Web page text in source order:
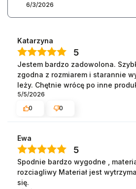
6/3/2026
Katarzyna
5
Jestem bardzo zadowolona.
zgodna z rozmiarem i starannie
leży. Chętnie wrócę po inne
5/5/2026
0
0
Ewa
5
Spodnie bardzo wygodne ,
rozciagliwy Materiał jest
się.